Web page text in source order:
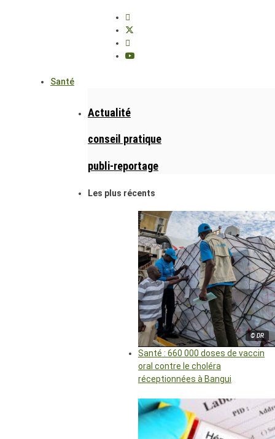
Santé
Actualité
conseil pratique
publi-reportage
Les plus récents
© DR
Santé : 660 000 doses de vaccin
oral contre le choléra
réceptionnées à Bangui